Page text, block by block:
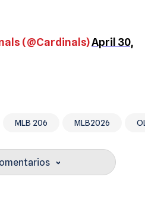
(@Cardinals)April 30,
MLB 206 MLB2026
›